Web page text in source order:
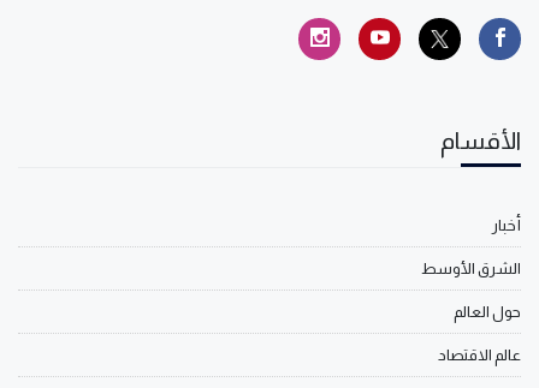
الأقسام
أخبار
الشرق الأوسط
حول العالم
عالم الاقتصاد